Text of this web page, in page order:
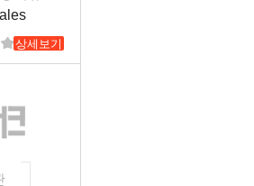
상세보기